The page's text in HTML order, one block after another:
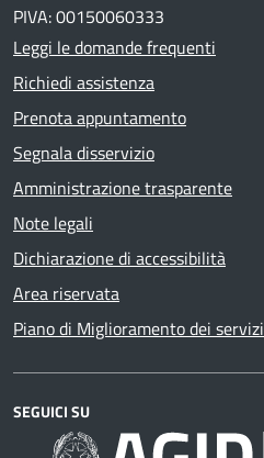
PIVA: 00150060333
Leggi le domande frequenti
Richiedi assistenza
Prenota appuntamento
Segnala disservizio
Amministrazione trasparente
Note legali
Dichiarazione di accessibilità
Area riservata
Piano di Miglioramento dei servizi
SEGUICI SU